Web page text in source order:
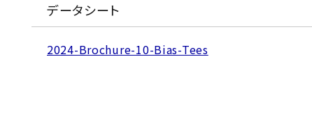
データシート
2024-Brochure-10-Bias-Tees